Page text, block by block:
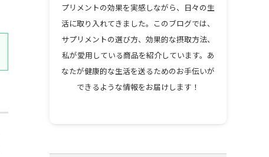
プリメントの効果を実感しながら、日々の生
活に取り入れてきました。このブログでは、
サプリメントの選び方、効果的な摂取方法、
私が愛用している商品を紹介しています。あ
なたが健康的な生活を送るためのお手伝いが
できるような情報をお届けします！